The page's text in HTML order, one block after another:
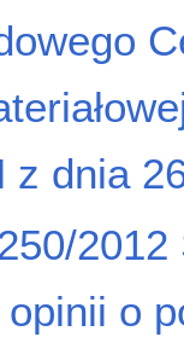
z dnia
o